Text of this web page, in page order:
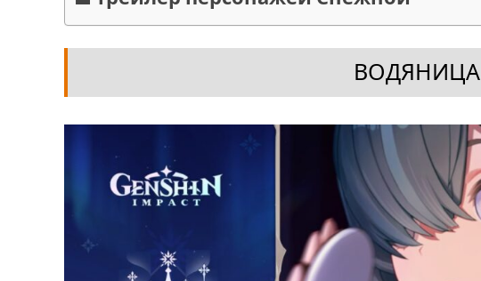
ВОДЯНИЦА